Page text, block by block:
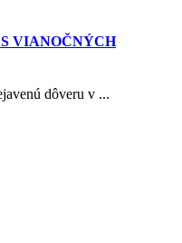
VIANOČNÝCH
dôveru v ...